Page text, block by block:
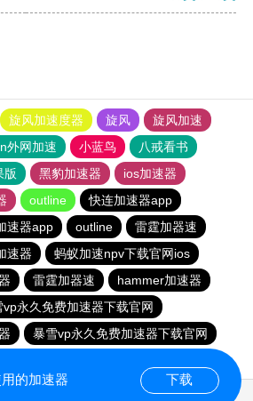
旋风加速度器 旋风
旋风加速
外网加速 小蓝鸟
八戒看书
版
黑豹加速器
ios加速器
outline
快连加速器app
速器app outline
雷霆加器速
速器
蚂蚁加速npv下载官网ios
雷霆加器速
hammer加速器
vp永久免费加速器下载官网
暴雪vp永久免费加速器下载官网
的加速器 下载